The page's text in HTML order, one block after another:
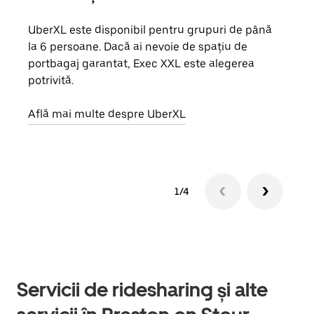
UberXL este disponibil pentru grupuri de până
la 6 persoane. Dacă ai nevoie de spațiu de
portbagaj garantat, Exec XXL este alegerea
potrivită.
Află mai multe despre UberXL
1/4
Servicii de ridesharing și alte